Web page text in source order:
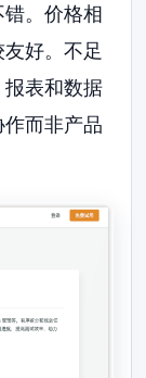
。价格相
好。不足
报表和数据
而非产品